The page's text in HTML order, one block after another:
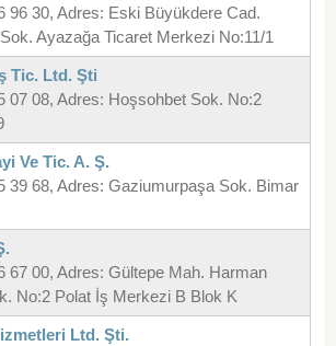
96 30, Adres: Eski Büyükdere Cad.
Ayazağa Ticaret Merkezi No:11/1
Tic. Ltd. Şti
07 08, Adres: Hoşsohbet Sok. No:2
Ve Tic. A. Ş.
39 68, Adres: Gaziumurpaşa Sok. Bimar
67 00, Adres: Gültepe Mah. Harman
No:2 Polat İş Merkezi B Blok K
Ltd. Şti.